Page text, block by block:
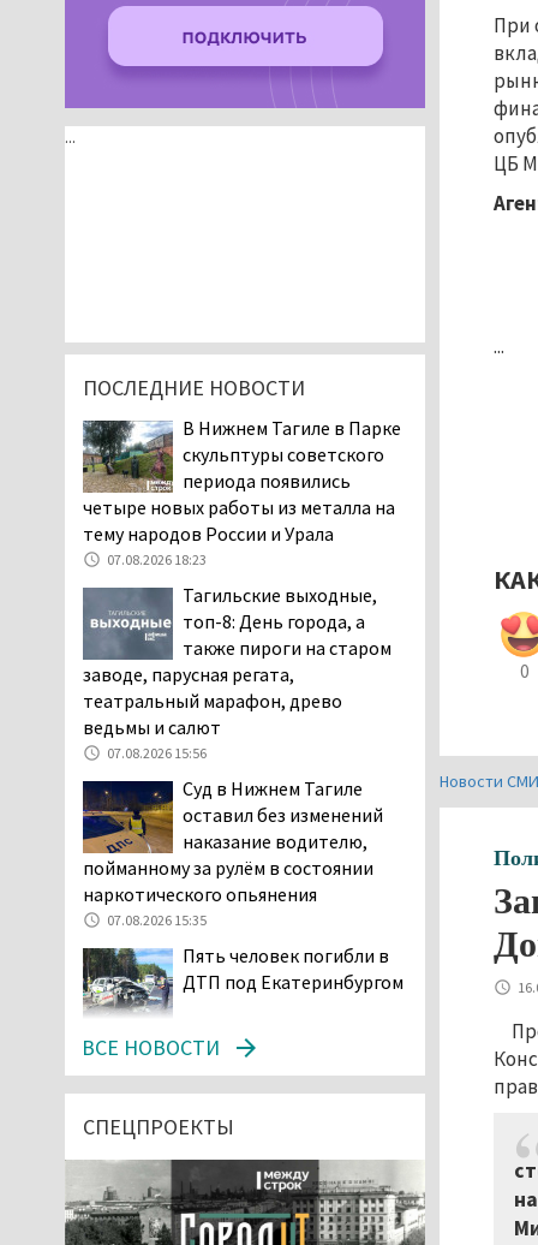
При
ЦБ
...
0
Новости
...
ПОСЛЕДНИЕ НОВОСТИ
В Нижнем Тагиле в Парке
скульптуры советского
периода появились
четыре новых работы из металла на
тему народов России и Урала
07.08.2026 18:23
Тагильские выходные,
топ-8: День города, а
также пироги на старом
заводе, парусная регата,
театральный марафон, древо
ведьмы и салют
07.08.2026 15:56
Суд в Нижнем Тагиле
оставил без изменений
наказание водителю,
пойманному за рулём в состоянии
наркотического опьянения
07.08.2026 15:35
Пять человек погибли в
ДТП под Екатеринбургом
проникли в квартиру
через балкон, чтобы
07.08.2026 14:20
В Красноуральске хитрый
водитель BMW ездил с
ВСЕ НОВОСТИ
СПЕЦПРОЕКТЫ